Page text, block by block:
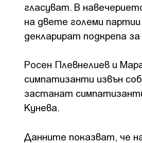
гласуват. В
на двете големи
декларират подкрепа
Росен Плевнелиев и
симпатизанти извън
застанат
Кунева.
Данните показват, че